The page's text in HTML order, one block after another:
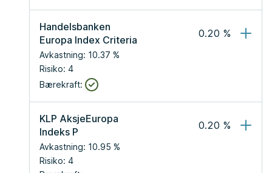
Handelsbanken
Europa Index Criteria
Avkastning: 10.37 %
Risiko: 4
Bærekraft:
0.20 %
KLP AksjeEuropa
Indeks P
Avkastning: 10.95 %
Risiko: 4
0.20 %